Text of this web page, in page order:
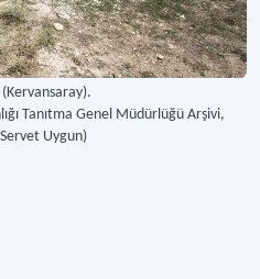
(Kervansaray).
Tanıtma Genel Müdürlüğü Arşivi,
Uygun)